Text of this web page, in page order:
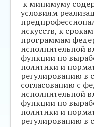
к минимуму
условиям
искусств, к
программам
исполнительной
функции по
политики и
регулированию в
согласованию с
исполнительной
функции по
политики и
регулированию в